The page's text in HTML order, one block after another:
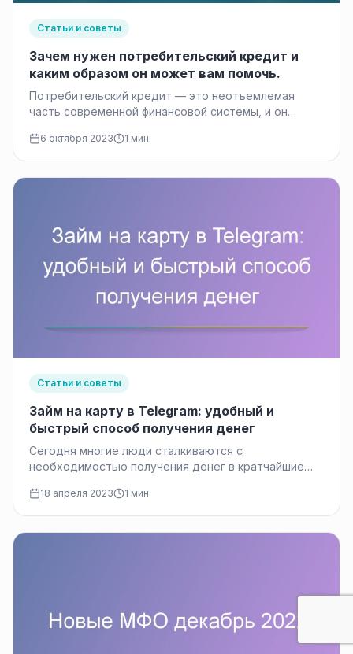
Статьи и советы
Зачем нужен потребительский кредит и
каким образом он может вам помочь.
Потребительский кредит — это неотъемлемая
часть современной финансовой системы, и он
людей.…
6 октября 2023 1 мин
Статьи и советы
Займ на карту в Telegram: удобный и
быстрый способ получения денег
Сегодня многие люди сталкиваются с
необходимостью получения денег в кратчайшие
18 апреля 2023 1 мин